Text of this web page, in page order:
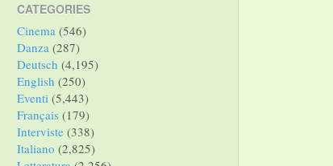
CATEGORIES
Cinema (546)
Danza (287)
Deutsch (4,195)
English (250)
Eventi (5,443)
Français (179)
Interviste (338)
Italiano (2,825)